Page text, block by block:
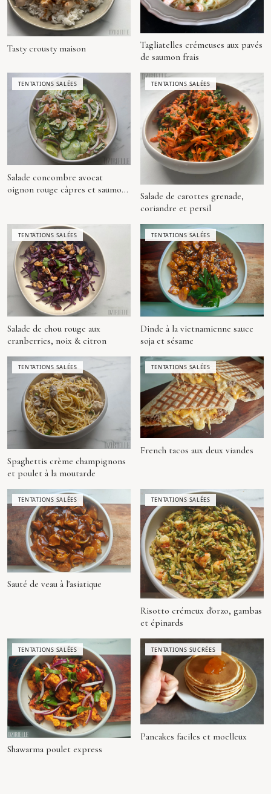
Tasty crousty maison
Tagliatelles crémeuses aux pavés
de saumon frais
TENTATIONS SALÉES
Salade concombre avocat
oignon rouge câpres et saumon
TENTATIONS SALÉES
Salade de carottes grenade,
coriandre et persil
TENTATIONS SALÉES
Salade de chou rouge aux
cranberries, noix & citron
TENTATIONS SALÉES
Dinde à la vietnamienne sauce
soja et sésame
TENTATIONS SALÉES
Spaghettis crème champignons
et poulet à la moutarde
TENTATIONS SALÉES
French tacos aux deux viandes
TENTATIONS SALÉES
Sauté de veau à l'asiatique
TENTATIONS SALÉES
Risotto crémeux d'orzo, gambas
et épinards
TENTATIONS SALÉES
Shawarma poulet express
TENTATIONS SUCRÉES
Pancakes faciles et moelleux